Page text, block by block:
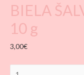
BIELA
10 g
3,00€
množstvo